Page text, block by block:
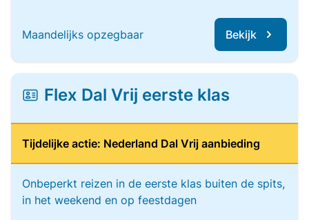
Maandelijks opzegbaar Bekijk
Flex Dal Vrij eerste klas
Tijdelijke actie: Nederland Dal Vrij aanbieding
Onbeperkt reizen in de eerste klas buiten de spits,
in het weekend en op feestdagen